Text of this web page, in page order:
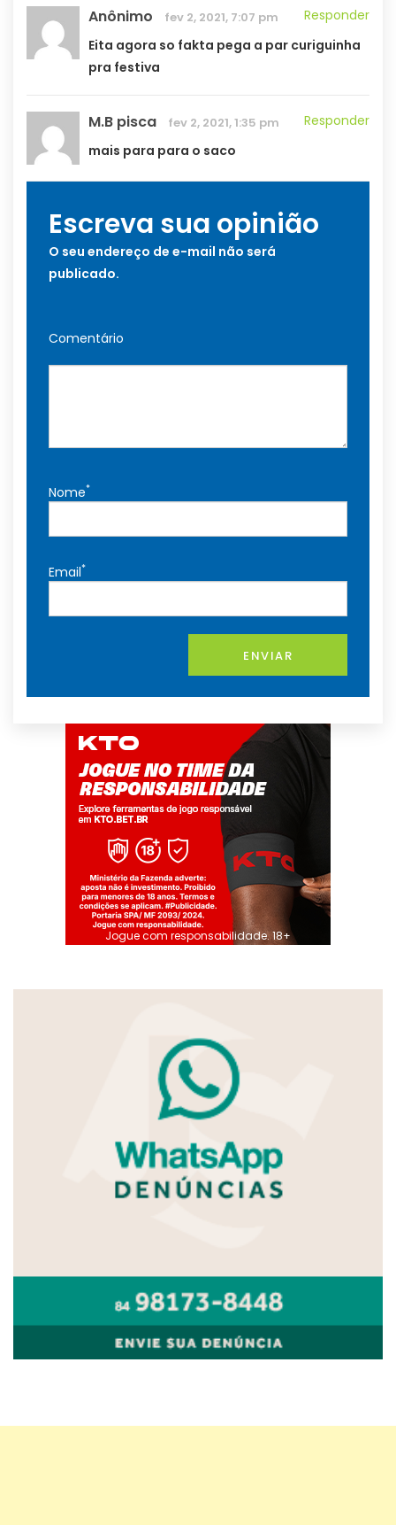
Anônimo fev 2, 2021, 7:07 pm
Responder
Eita agora so fakta pega a par curiguinha
pra festiva
M.B pisca fev 2, 2021, 1:35 pm
Responder
mais para para o saco
Escreva sua opinião
O seu endereço de e-mail não será
publicado.
Comentário
Nome*
Email*
ENVIAR
Jogue com responsabilidade. 18+